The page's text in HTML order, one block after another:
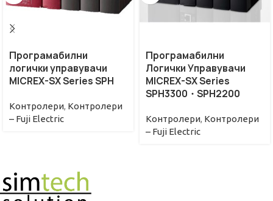
Програмабилни
логички управувачи
MICREX-SX Series SPH
Контролери, Контролери
– Fuji Electric
Програмабилни
Логички Управувачи
MICREX-SX Series
SPH3300・SPH2200
Контролери, Контролери
– Fuji Electric